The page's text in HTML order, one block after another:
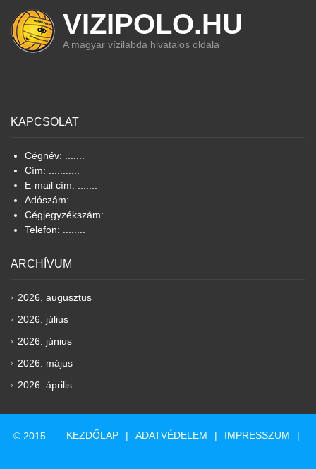
VIZIPOLO.HU
A magyar vízilabda hivatalos oldala
KAPCSOLAT
Cégnév: .......
Cím: ...........
E-mail cím: .......
Adószám: ........
Cégjegyzékszám: .......
Telefon: ........
ARCHÍVUM
2026. augusztus
2026. július
2026. június
2026. május
2026. április
© 2015. KEZDŐLAP ADATVÉDELEM IMPRESSZUM